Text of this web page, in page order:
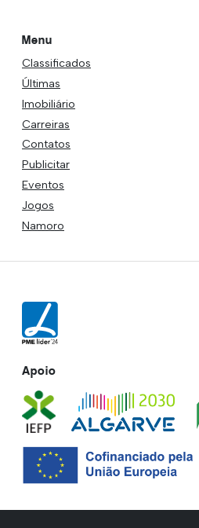
Menu
Classificados
Últimas
Imobiliário
Carreiras
Contatos
Publicitar
Eventos
Jogos
Namoro
Apoio